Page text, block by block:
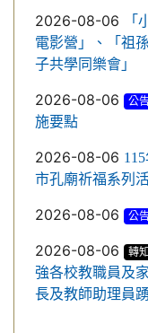
2026-08-06
「
電影營」、「祖
子共學同樂會」
2026-08-06 公
施要點
2026-08-06
市孔廟祈福系列
2026-08-06 公
2026-08-06 轉知
強各校教職員及
長及教師助理員